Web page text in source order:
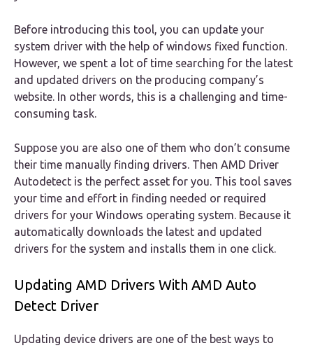
Before introducing this tool, you can update your
system driver with the help of windows fixed function.
However, we spent a lot of time searching for the latest
and updated drivers on the producing company’s
website. In other words, this is a challenging and time-
consuming task.
Suppose you are also one of them who don’t consume
their time manually finding drivers. Then AMD Driver
Autodetect is the perfect asset for you. This tool saves
your time and effort in finding needed or required
drivers for your Windows operating system. Because it
automatically downloads the latest and updated
drivers for the system and installs them in one click.
Updating AMD Drivers With AMD Auto
Detect Driver
Updating device drivers are one of the best ways to